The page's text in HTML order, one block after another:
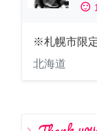
sentiment_satisfied
※札幌市限
北海道